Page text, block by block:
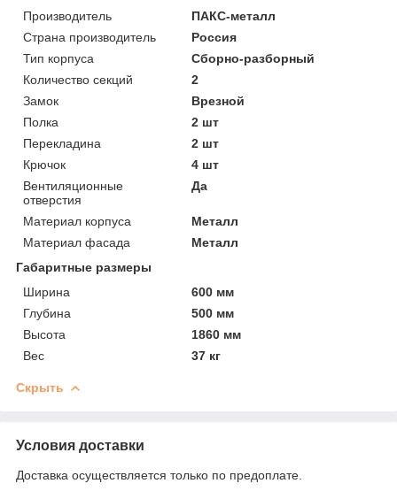
Производитель
ПАКС-металл
Страна производитель
Россия
Тип корпуса
Сборно-разборный
Количество секций
2
Замок
Врезной
Полка
2 шт
Перекладина
2 шт
Крючок
4 шт
Вентиляционные
отверстия
Да
Материал корпуса
Металл
Материал фасада
Металл
Габаритные размеры
Ширина
600 мм
Глубина
500 мм
Высота
1860 мм
Вес
37 кг
Скрыть
Условия доставки
Доставка осуществляется только по предоплате.